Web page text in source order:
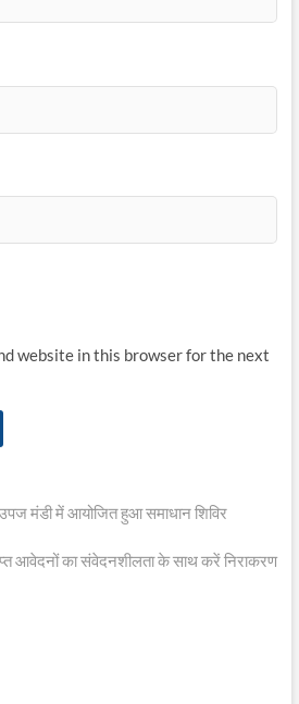
website in this browser for the next
मंडी में आयोजित हुआ समाधान शिविर
आवेदनों का संवेदनशीलता के साथ करें निराकरण